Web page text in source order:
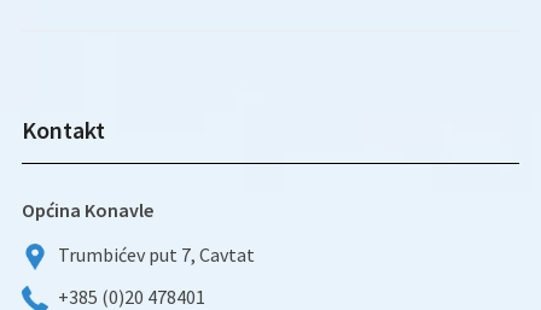
Kontakt
Općina Konavle
Trumbićev put 7, Cavtat
+385 (0)20 478401